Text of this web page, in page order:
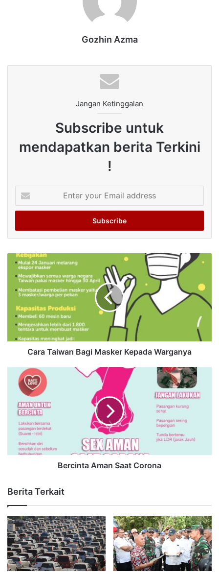
Gozhin Azma
Jangan Ketinggalan
Subscribe untuk
mendapatkan berita Terkini
!
your
Email
Cara Taiwan Bagi Masker Kepada Warganya
Bercinta Aman Saat Corona
Berita Terkait